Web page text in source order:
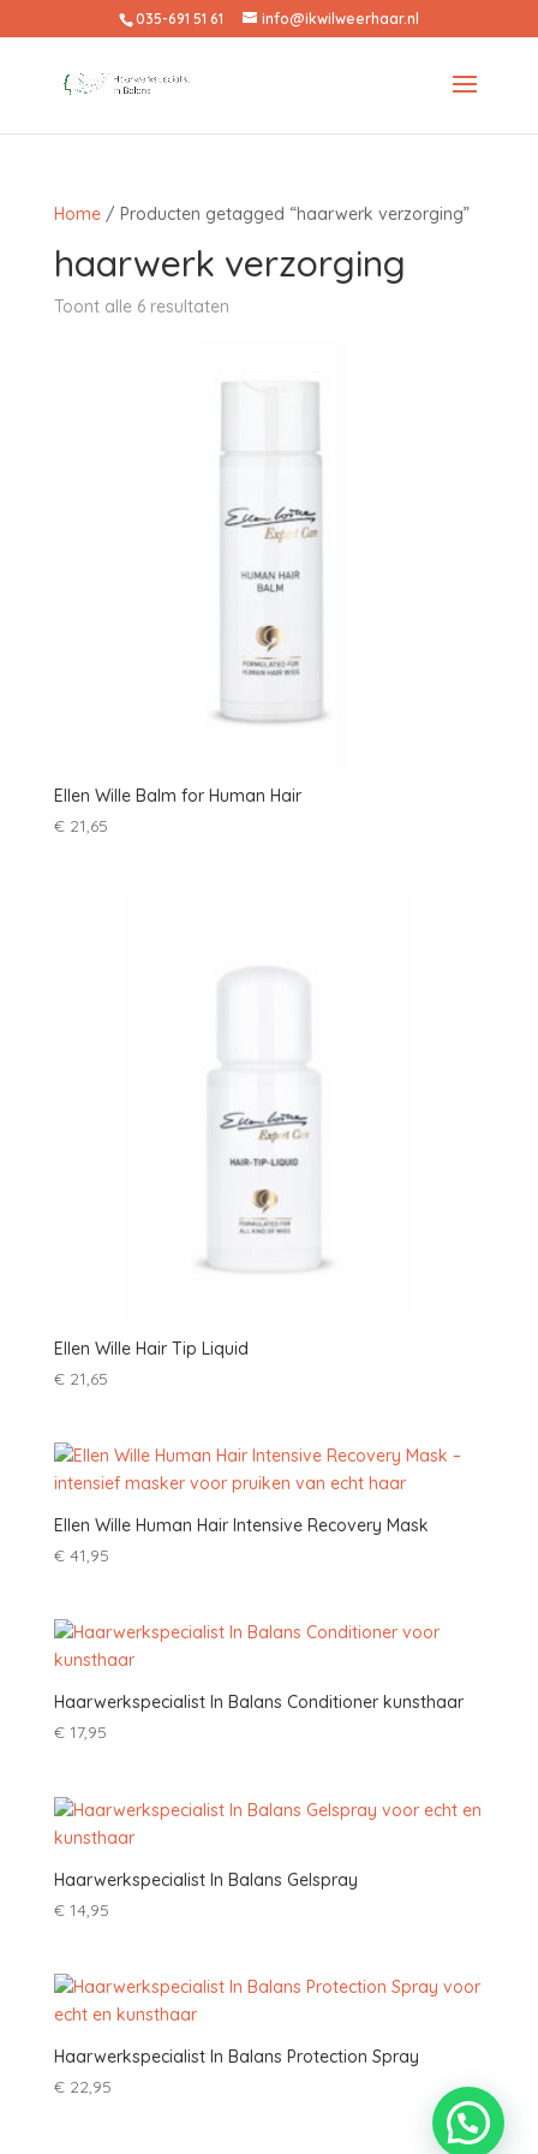
035-691 51 61 info@ikwilweerhaar.nl
Home/ Producten getagged “haarwerk verzorging”
haarwerk verzorging
Toont alle 6 resultaten
Ellen Wille Balm for Human Hair
€21,65
Ellen Wille Hair Tip Liquid
€21,65
Ellen Wille Human Hair Intensive Recovery Mask
€41,95
Haarwerkspecialist In Balans Conditioner kunsthaar
€17,95
Haarwerkspecialist In Balans Gelspray
€14,95
Haarwerkspecialist In Balans Protection Spray
€22,95